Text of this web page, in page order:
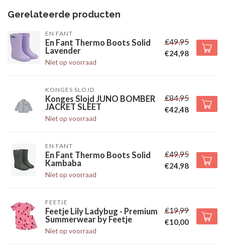
Gerelateerde producten
EN FANT
En Fant Thermo Boots Solid
Lavender
Niet op voorraad
€49,95
€24,98
KONGES SLOJD
Konges Slojd JUNO BOMBER
JACKET SLEET
Niet op voorraad
€84,95
€42,48
EN FANT
En Fant Thermo Boots Solid
Kambaba
Niet op voorraad
€49,95
€24,98
FEETJE
Feetje Lily Ladybug - Premium
Summerwear by Feetje
Niet op voorraad
€19,99
€10,00